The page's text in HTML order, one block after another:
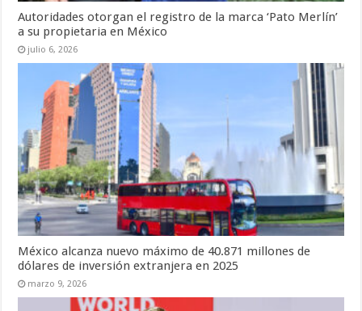
Autoridades otorgan el registro de la marca ‘Pato Merlín’
a su propietaria en México
julio 6, 2026
México alcanza nuevo máximo de 40.871 millones de
dólares de inversión extranjera en 2025
marzo 9, 2026